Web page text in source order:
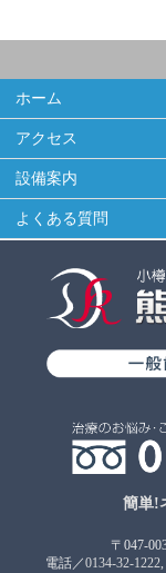
ホーム
アクセス
設備案内
よくある質問
簡単!
〒047-
電話／0134-32-1222